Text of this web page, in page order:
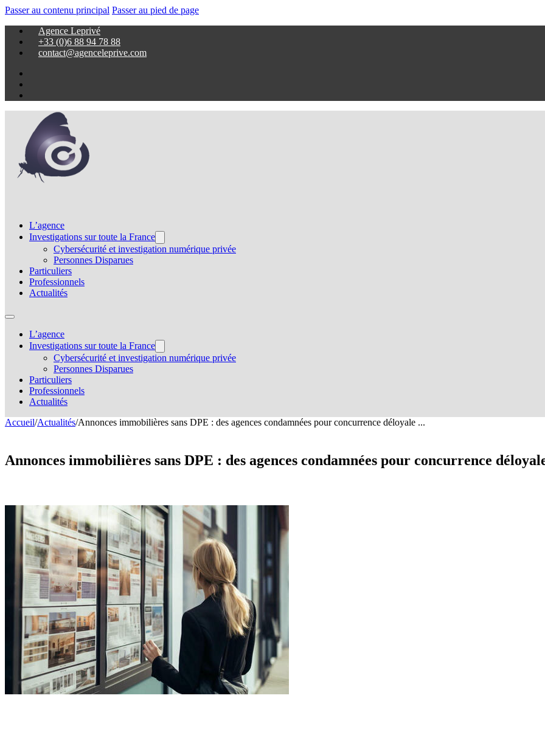
Passer au contenu principal Passer au pied de page
Agence Leprivé
+33 (0)6 88 94 78 88
contact@agenceleprive.com
L’agence
Investigations sur toute la France
Cybersécurité et investigation numérique privée
Personnes Disparues
Particuliers
Professionnels
Actualités
L’agence
Investigations sur toute la France
Cybersécurité et investigation numérique privée
Personnes Disparues
Particuliers
Professionnels
Actualités
Accueil/Actualités/Annonces immobilières sans DPE : des agences condamnées pour concurrence déloyale ...
Annonces immobilières sans DPE : des agences condamnées pour concurrence